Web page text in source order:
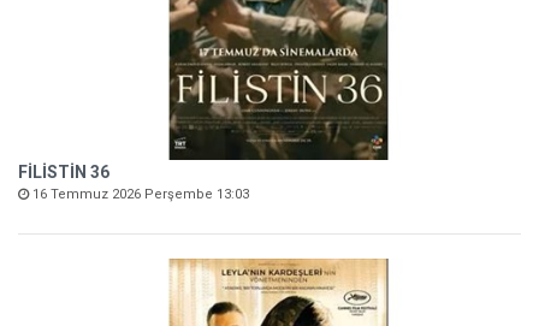
FİLİSTİN 36
16 Temmuz 2026 Perşembe 13:03